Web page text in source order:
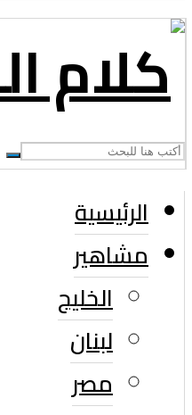
الرئيسية
مشاهير
الخليج
لبنان
مصر